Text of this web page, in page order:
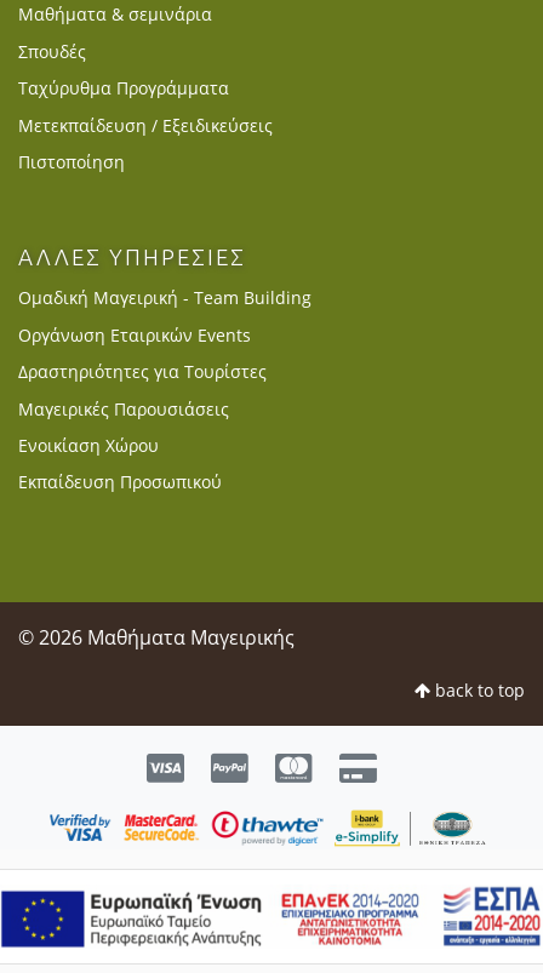
Μαθήματα & σεμινάρια
Σπουδές
Ταχύρυθμα Προγράμματα
Μετεκπαίδευση / Εξειδικεύσεις
Πιστοποίηση
ΑΛΛΕΣ ΥΠΗΡΕΣΙΕΣ
Ομαδική Μαγειρική - Team Building
Οργάνωση Εταιρικών Events
Δραστηριότητες για Τουρίστες
Μαγειρικές Παρουσιάσεις
Ενοικίαση Χώρου
Εκπαίδευση Προσωπικού
© 2026 Μαθήματα Μαγειρικής
back to top